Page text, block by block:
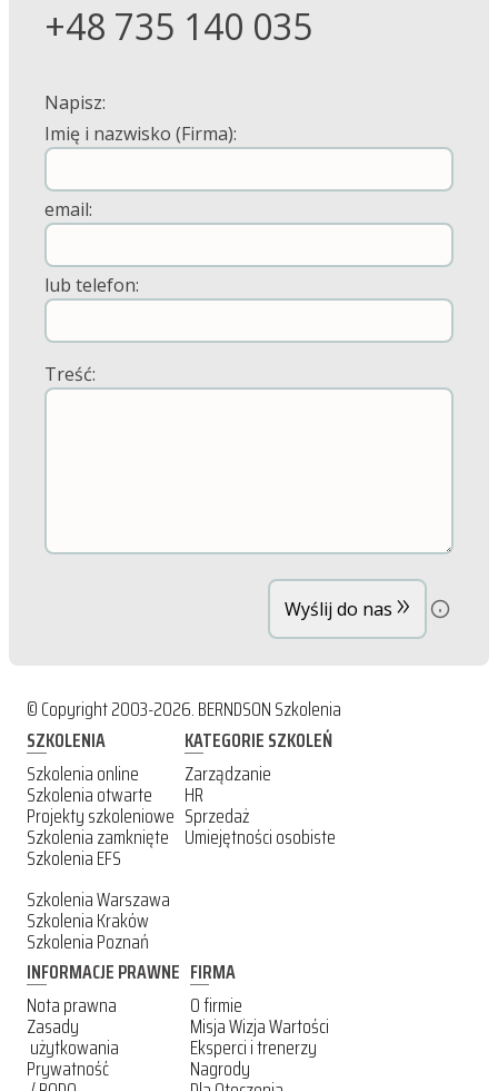
+48 735 140 035
Napisz:
Imię i nazwisko (Firma):
email:
lub telefon:
Treść:
Wyślij do nas »
© Copyright 2003-2026. BERNDSON Szkolenia
SZKOLENIA
Szkolenia online
Szkolenia otwarte
Projekty szkoleniowe
Szkolenia zamknięte
Szkolenia EFS
Szkolenia Warszawa
Szkolenia Kraków
Szkolenia Poznań
KATEGORIE SZKOLEŃ
Zarządzanie
HR
Sprzedaż
Umiejętności osobiste
INFORMACJE PRAWNE
Nota prawna
Zasady
użytkowania
Prywatność
FIRMA
O firmie
Misja Wizja Wartości
Eksperci i trenerzy
Nagrody